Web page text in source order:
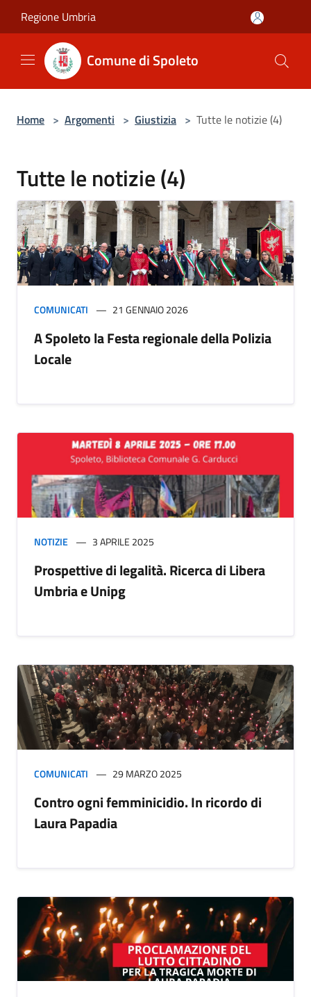
Regione Umbria
Comune di Spoleto
Home > Argomenti > Giustizia > Tutte le notizie (4)
Tutte le notizie (4)
COMUNICATI 21 GENNAIO 2026
A Spoleto la Festa regionale della Polizia
Locale
NOTIZIE 3 APRILE 2025
Prospettive di legalità. Ricerca di Libera
Umbria e Unipg
COMUNICATI 29 MARZO 2025
Contro ogni femminicidio. In ricordo di
Laura Papadia